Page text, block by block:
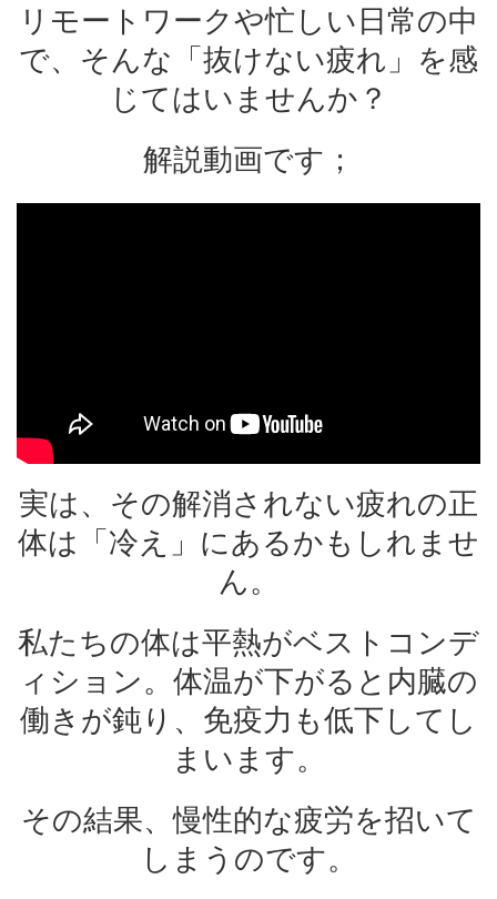
リモートワークや忙しい日常の中
で、そんな「抜けない疲れ」を感
じてはいませんか？
解説動画です；
実は、その解消されない疲れの正
体は「冷え」にあるかもしれませ
ん。
私たちの体は平熱がベストコンデ
ィション。体温が下がると内臓の
働きが鈍り、免疫力も低下してし
まいます。
その結果、慢性的な疲労を招いて
しまうのです。